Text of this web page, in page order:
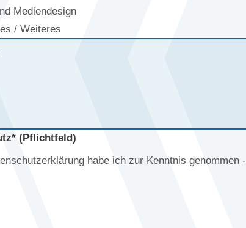
Mediendesign
/ Weiteres
(Pflichtfeld)
habe ich zur Kenntnis genommen -